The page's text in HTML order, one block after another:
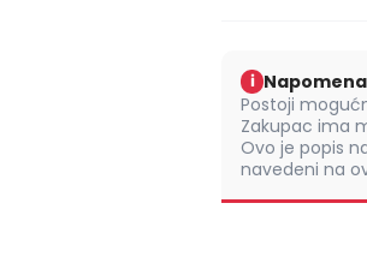
i Napomena
Postoji
Zakupac ima
Ovo je popis
navedeni na